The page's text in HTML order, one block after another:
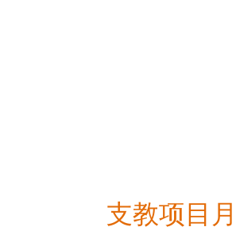
支教项目